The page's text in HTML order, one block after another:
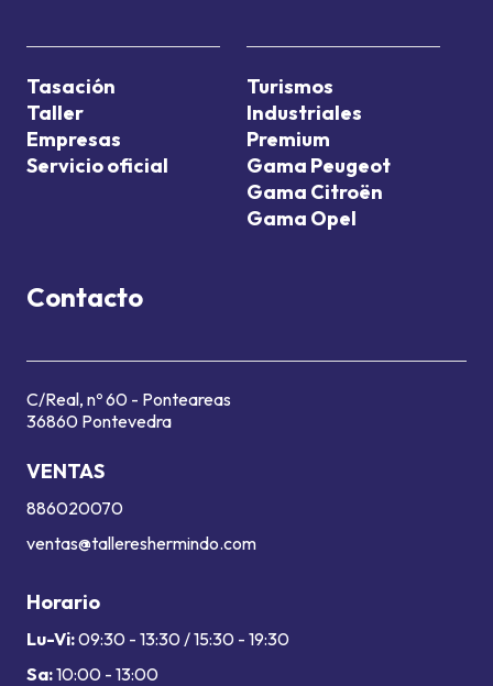
Tasación
Taller
Empresas
Servicio oficial
Turismos
Industriales
Premium
Gama Peugeot
Gama Citroën
Gama Opel
Contacto
C/Real, nº 60 - Ponteareas
36860 Pontevedra
VENTAS
886020070
ventas@tallereshermindo.com
Horario
Lu-Vi:09:30 - 13:30 / 15:30 - 19:30
Sa:10:00 - 13:00